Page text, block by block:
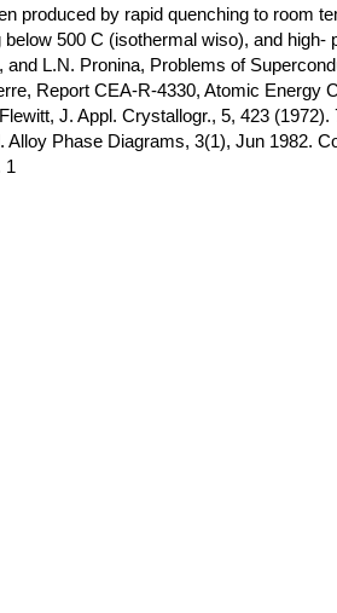
produced by rapid quenching to room
500 C (isothermal wiso), and high-
L.N. Pronina, Problems of
Report CEA-R-4330, Atomic Energy
J. Appl. Crystallogr., 5, 423
Alloy Phase Diagrams, 3(1), Jun 1982.
1